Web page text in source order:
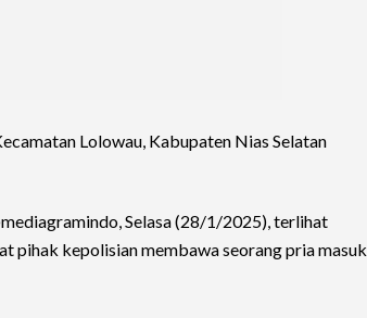
Lolowau, Kabupaten Nias Selatan
Selasa (28/1/2025), terlihat
pihak kepolisian membawa seorang pria masuk